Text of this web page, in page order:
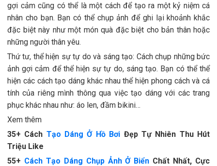
gợi cảm cũng có thể là một cách để tạo ra một kỷ niệm cá
nhân cho bạn. Bạn có thể chụp ảnh để ghi lại khoảnh khắc
đặc biệt này như một món quà đặc biệt cho bản thân hoặc
những người thân yêu.
Thứ tư, thể hiện sự tự do và sáng tạo: Cách chụp những bức
ảnh gợi cảm để thể hiện sự tự do, sáng tạo. Bạn có thể thể
hiện các cách tạo dáng khác nhau thể hiện phong cách và cá
tính của riêng mình thông qua việc tạo dáng với các trang
phục khác nhau như: áo len, đầm bikini…
Xem thêm
35+ Cách Tạo Dáng Ở Hồ Bơi Đẹp Tự Nhiên Thu Hút
Triệu Like
55+ Cách Tạo Dáng Chụp Ảnh Ở Biển Chất Nhất, Cực